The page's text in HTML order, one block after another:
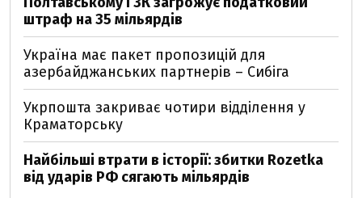
штраф на 35 мільярдів
Україна має пакет пропозицій для
азербайджанських партнерів – Сибіга
Укрпошта закриває чотири відділення у
Краматорську
Найбільші втрати в історії: збитки Rozetka
від ударів РФ сягають мільярдів